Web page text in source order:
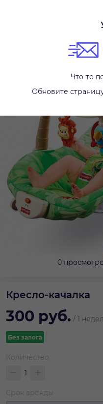
Что-то
Обновите
0
Кресло-качалка
300 руб. / 1
Без залога
Количество
Срок аренды